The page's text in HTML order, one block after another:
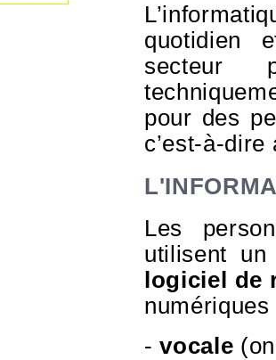
quotidien
secteur
pour des
c’est-à-
Les
utilisent
logiciel de
numériques
-vocale